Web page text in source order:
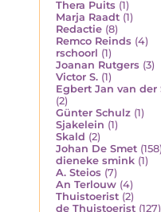
Thera Puits (1)
Marja Raadt (1)
Redactie (8)
Remco Reinds (4)
rschoorl (1)
Joanan Rutgers (3)
Victor S. (1)
Egbert Jan van der
(2)
Günter Schulz (1)
Sjakelein (1)
Skald (2)
Johan De Smet (158)
dieneke smink (1)
A. Steios (7)
An Terlouw (4)
Thuistoerist (2)
de Thuistoerist (127)